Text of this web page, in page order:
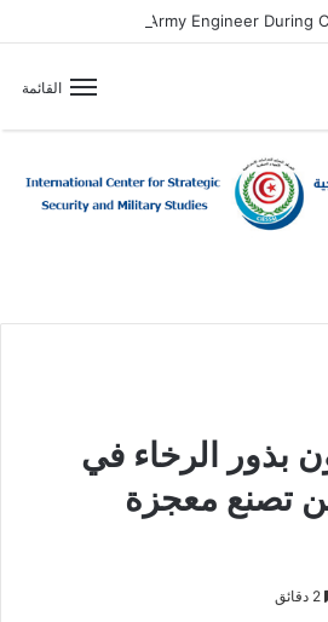
القائمة
بذور الرخاء في
تصنع معجزة